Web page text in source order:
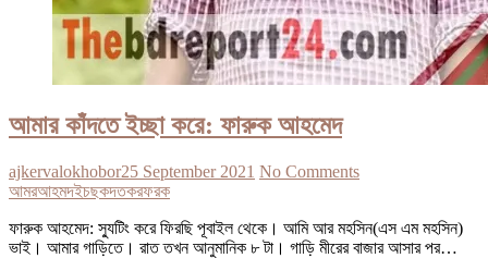
আমার কাঁদতে ইচ্ছা করে: ফারুক আহমেদ
ajkervalokhobor25 September 2021 No Comments
আমরআহমদইচছকদতকরফরক
ফারুক আহমেদ: স্যুটিং করে ফিরছি পূবাইল থেকে। আমি আর মহসিন(এস এম মহসিন)
ভাই। আমার গাড়িতে। রাত তখন আনুমানিক ৮ টা। গাড়ি মীরের বাজার আসার পর…